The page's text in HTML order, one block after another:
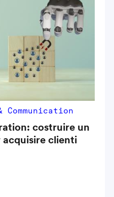
costruire un
acquisire clienti